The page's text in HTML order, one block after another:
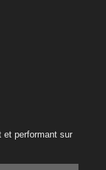
et performant sur